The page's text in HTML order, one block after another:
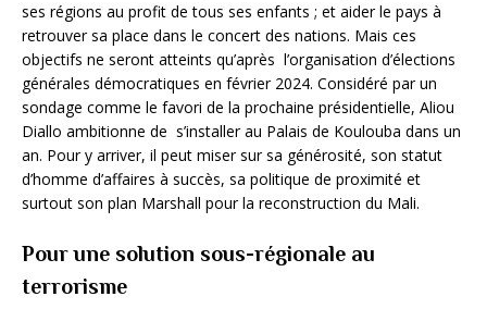
ses régions au profit de tous ses enfants ; et aider le pays à
retrouver sa place dans le concert des nations. Mais ces
objectifs ne seront atteints qu’après l’organisation d’élections
générales démocratiques en février 2024. Considéré par un
sondage comme le favori de la prochaine présidentielle, Aliou
Diallo ambitionne de s’installer au Palais de Koulouba dans un
an. Pour y arriver, il peut miser sur sa générosité, son statut
d’homme d’affaires à succès, sa politique de proximité et
surtout son plan Marshall pour la reconstruction du Mali.
Pour une solution sous-régionale au
terrorisme